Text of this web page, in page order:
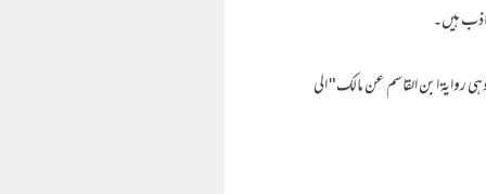
ہیں۔
وهي رواية ابن القاسم عن مالك " الی